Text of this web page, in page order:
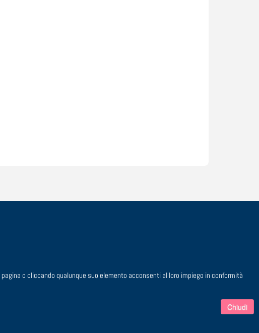
- P.I. 00729910158
o cliccando qualunque suo elemento acconsenti al loro impiego in conformità
Chiudi